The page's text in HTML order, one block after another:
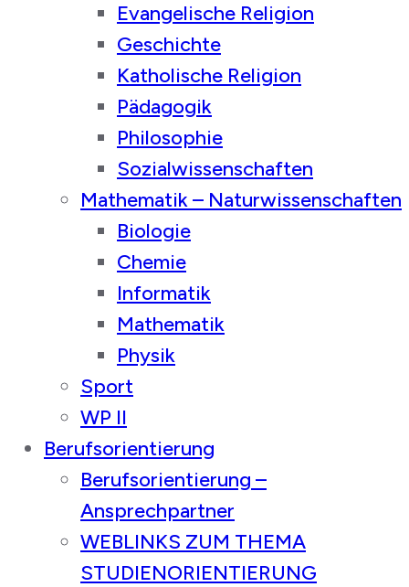
Evangelische Religion
Geschichte
Katholische Religion
Pädagogik
Philosophie
Sozialwissenschaften
Mathematik – Naturwissenschaften
Biologie
Chemie
Informatik
Mathematik
Physik
Sport
WP II
Berufsorientierung
Berufsorientierung –
Ansprechpartner
WEBLINKS ZUM THEMA
STUDIENORIENTIERUNG